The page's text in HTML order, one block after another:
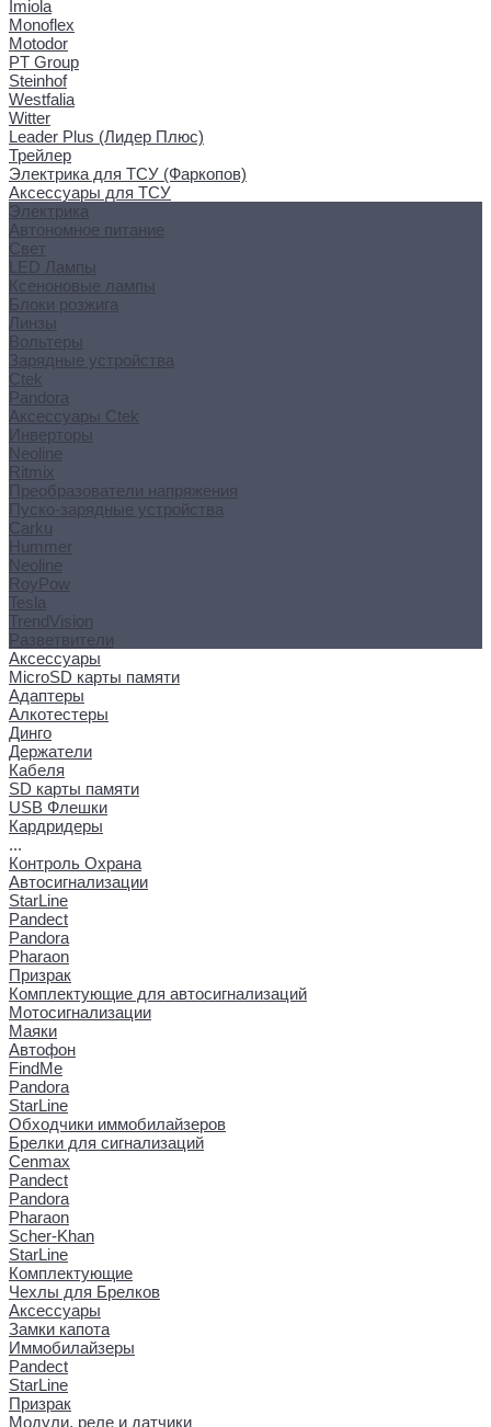
Imiola
Monoflex
Motodor
PT Group
Steinhof
Westfalia
Witter
Leader Plus (Лидер Плюс)
Трейлер
Электрика для ТСУ (Фаркопов)
Аксессуары для ТСУ
Электрика
Автономное питание
Свет
LED Лампы
Ксеноновые лампы
Блоки розжига
Линзы
Вольтеры
Зарядные устройства
Ctek
Pandora
Аксессуары Ctek
Инверторы
Neoline
Ritmix
Преобразователи напряжения
Пуско-зарядные устройства
Carku
Hummer
Neoline
RoyPow
Tesla
TrendVision
Разветвители
Аксессуары
MicroSD карты памяти
Адаптеры
Алкотестеры
Динго
Держатели
Кабеля
SD карты памяти
USB Флешки
Кардридеры
...
Контроль Охрана
Автосигнализации
StarLine
Pandect
Pandora
Pharaon
Призрак
Комплектующие для автосигнализаций
Мотосигнализации
Маяки
Автофон
FindMe
Pandora
StarLine
Обходчики иммобилайзеров
Брелки для сигнализаций
Cenmax
Pandect
Pandora
Pharaon
Scher-Khan
StarLine
Комплектующие
Чехлы для Брелков
Аксессуары
Замки капота
Иммобилайзеры
Pandect
StarLine
Призрак
Модули, реле и датчики